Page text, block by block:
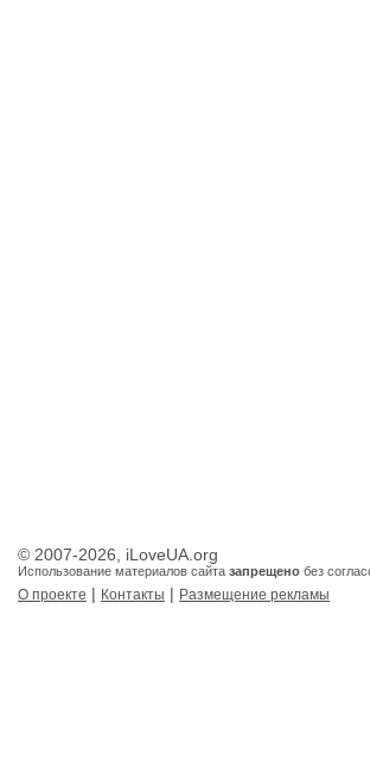
© 2007-2026, iLoveUA.org
Использование материалов сайта запрещено без
О проекте | Контакты | Размещение рекламы